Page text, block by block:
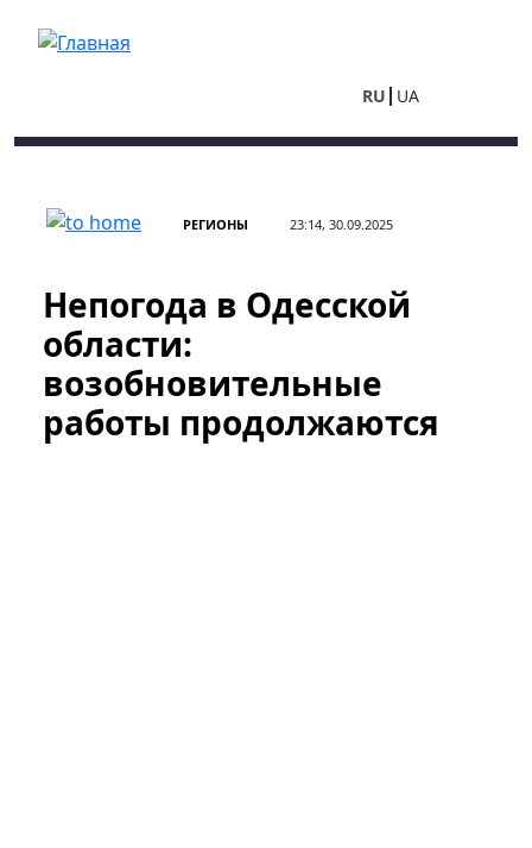
RU UA
РЕГИОНЫ 23:14, 30.09.2025
Непогода в Одесской
области:
возобновительные
работы продолжаются